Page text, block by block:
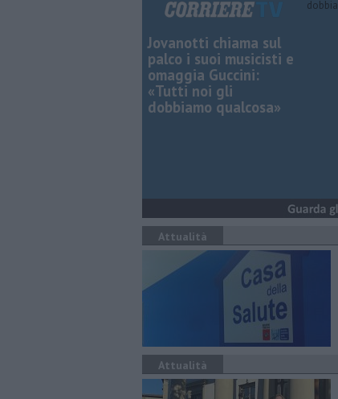
Jovanotti chiama sul
palco i suoi musicisti e
omaggia Guccini:
«Tutti noi gli
dobbiamo qualcosa»
Attualità
Attualità